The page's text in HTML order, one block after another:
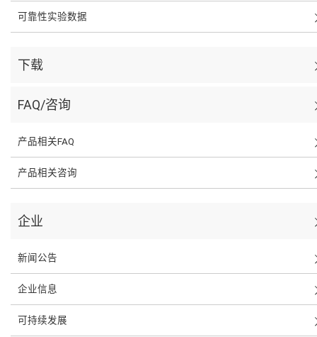
可靠性实验数据
下载
FAQ/咨询
产品相关FAQ
产品相关咨询
企业
新闻公告
企业信息
可持续发展